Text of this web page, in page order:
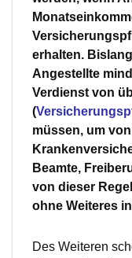
erhalten.
Angestellte
Verdienst von
(
müssen, um
Beamte,
von dieser
ohne Weiteres
Des Weiteren